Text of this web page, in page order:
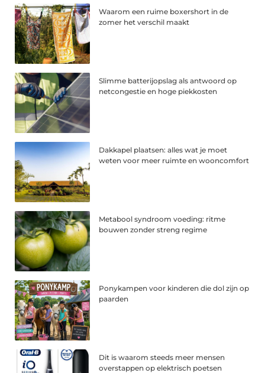
Waarom een ruime boxershort in de
zomer het verschil maakt
Slimme batterijopslag als antwoord op
netcongestie en hoge piekkosten
Dakkapel plaatsen: alles wat je moet
weten voor meer ruimte en wooncomfort
Metabool syndroom voeding: ritme
bouwen zonder streng regime
Ponykampen voor kinderen die dol zijn op
paarden
Dit is waarom steeds meer mensen
overstappen op elektrisch poetsen